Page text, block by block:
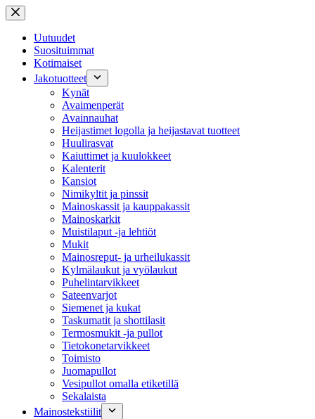
Skip
to
contentUutuudet
Suosituimmat
Kotimaiset
Jakotuotteet
Kynät
Avaimenperät
Avainnauhat
Heijastimet logolla ja heijastavat tuotteet
Huulirasvat
Kaiuttimet ja kuulokkeet
Kalenterit
Kansiot
Nimikyltit ja pinssit
Mainoskassit ja kauppakassit
Mainoskarkit
Muistilaput -ja lehtiöt
Mukit
Mainosreput- ja urheilukassit
Kylmälaukut ja vyölaukut
Puhelintarvikkeet
Sateenvarjot
Siemenet ja kukat
Taskumatit ja shottilasit
Termosmukit -ja pullot
Tietokonetarvikkeet
Toimisto
Juomapullot
Vesipullot omalla etiketillä
Sekalaista
Mainostekstiilit